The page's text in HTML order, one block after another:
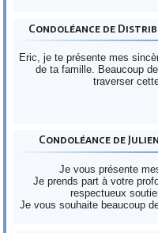
Condoléance de
Eric, je te présente mes
de ta famille. Beaucoup
traverser
Condoléance de
Je vous présente
Je prends part à votre
respectueux
Je vous souhaite beaucoup